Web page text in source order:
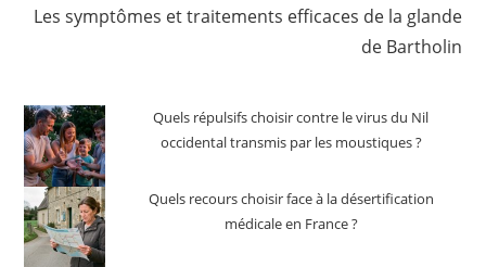
Les symptômes et traitements efficaces de la glande
de Bartholin
Quels répulsifs choisir contre le virus du Nil
occidental transmis par les moustiques ?
Quels recours choisir face à la désertification
médicale en France ?